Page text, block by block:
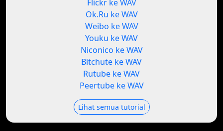
Flickr ke WAV
Ok.Ru ke WAV
Weibo ke WAV
Youku ke WAV
Niconico ke WAV
Bitchute ke WAV
Rutube ke WAV
Peertube ke WAV
Lihat semua tutorial